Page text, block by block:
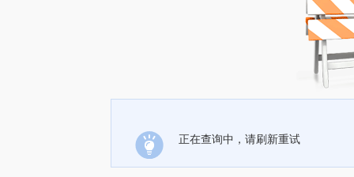
正在查询中，请刷新重试